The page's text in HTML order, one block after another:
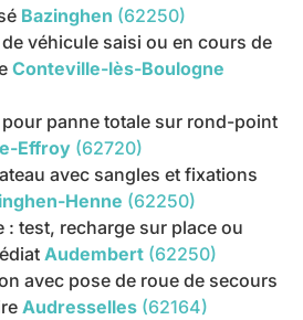
Bazinghen (62250)
véhicule saisi ou en cours de
Conteville-lès-Boulogne
panne totale sur rond-point
Effroy (62720)
avec sangles et fixations
Henne (62250)
: test, recharge sur place ou
Audembert (62250)
avec pose de roue de secours
Audresselles (62164)